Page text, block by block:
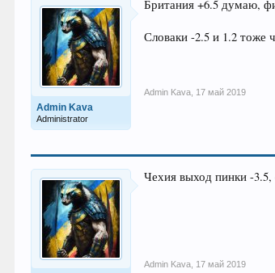
Admin Kava
Administrator
Британия +6.5 думаю,
Словаки -2.5 и 1.2 тоже
Admin Kava 17 май 2019
Чехия выход пинки -3.5,
Admin Kava 17 май 2019